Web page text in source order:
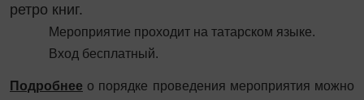
ретро книг.
Мероприятие проходит на татарском языке.
Вход бесплатный.
Подробнее о порядке проведения мероприятия можно